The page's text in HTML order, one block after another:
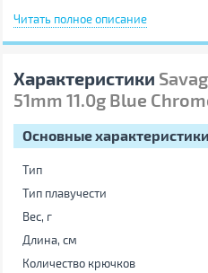
ловли с борта лодки или зимой со
Читать полное описание
Характеристики
51mm 11.0g Blue
Основные характеристики
Тип
Тип плавучести
Вес, г
Длина, см
Количество крючков